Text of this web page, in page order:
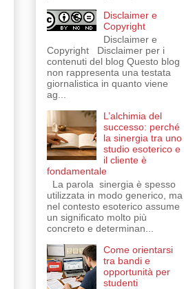
Disclaimer e
Copyright
Disclaimer e
Copyright Disclaimer per i
contenuti del blog Questo blog
non rappresenta una testata
giornalistica in quanto viene
ag...
L’alchimia del
successo: perché
la sinergia tra uno
studio esoterico e
il cliente è
fondamentale
La parola sinergia è spesso
utilizzata in modo generico, ma
nel contesto esoterico assume
un significato molto più
concreto e determinan...
Come orientarsi
tra bandi e
opportunità per
studenti